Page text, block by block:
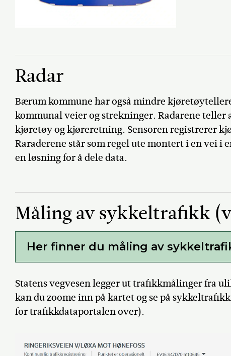
Radar
Bærum kommune har også mindre
kommunal veier og strekninger. Radarene
kjøretøy og kjøreretning. Sensoren registrerer
Raraderene står som regel ute montert i en vei i
en løsning for å dele data.
Måling av sykkeltrafikk
Her finner du måling av
Statens vegvesen legger ut trafikkmålinger fra
kan du zoome inn på kartet og se på
for trafikkdataportalen over).